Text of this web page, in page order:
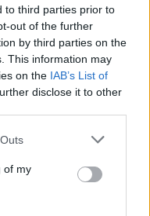
to third parties prior to
out of the further
by third parties on the
This information may
on the IAB’s List of
disclose it to other
of my